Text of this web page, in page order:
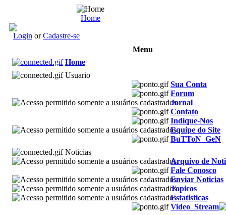
Home
Login orCadastre-se
Menu
Home
Usuario
Sua Conta
Forum
Jornal
Contato
Indique-Nos
Equipe do Site
BuTToN_GeN
Noticias
Arquivo de
Fale Conosco
Enviar Noticias
Topicos
Estatisticas
Video_Stream